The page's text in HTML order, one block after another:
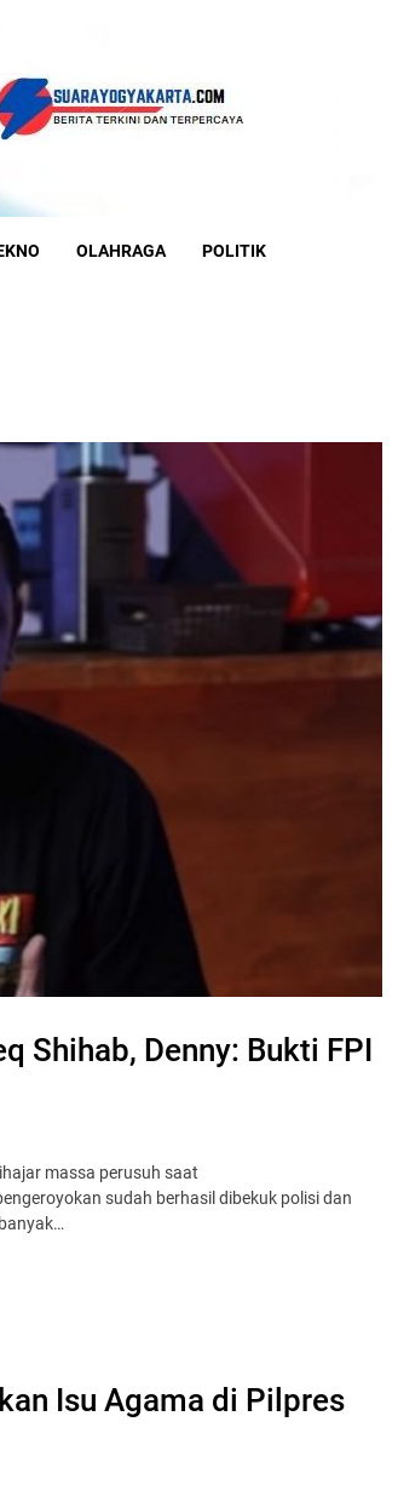
OLAHRAGA POLITIK
Shihab, Denny: Bukti FPI
massa perusuh saat
sudah berhasil dibekuk polisi dan
Isu Agama di Pilpres